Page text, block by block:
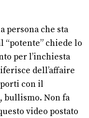
persona che sta
“potente” chiede lo
per l’inchiesta
dell’affaire
con il
bullismo. Non fa
video postato